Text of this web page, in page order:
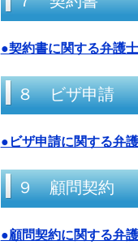
●契約書に関する弁護
８ ビザ申請
●ビザ申請に関する弁
９ 顧問契約
●顧問契約に関する弁